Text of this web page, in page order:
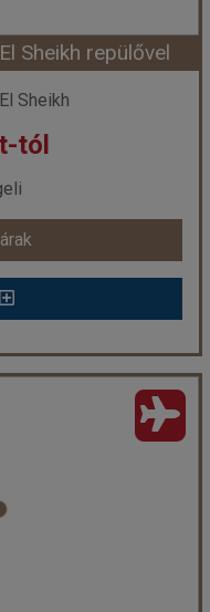
Sheikh repülővel
Sheikh
tól
Sheikh repülővel
szoba, kertre néző